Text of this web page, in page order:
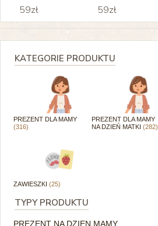
59zł 59zł
KATEGORIE PRODUKTU
PREZENT DLA MAMY
(316)
PREZENT DLA MAMY
NA DZIEŃ MATKI (282)
ZAWIESZKI (25)
TYPY PRODUKTU
PREZENT NA DZIEN MAMY